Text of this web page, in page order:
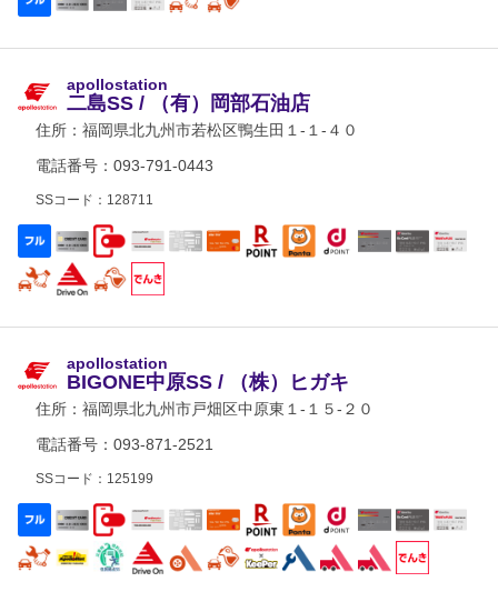
apollostation
二島SS / （有）岡部石油店
住所： 福岡県北九州市若松区鴨生田１-１-４０
電話番号：093-791-0443
SSコード：128711
apollostation
BIGONE中原SS / （株）ヒガキ
住所： 福岡県北九州市戸畑区中原東１-１５-２０
電話番号：093-871-2521
SSコード：125199